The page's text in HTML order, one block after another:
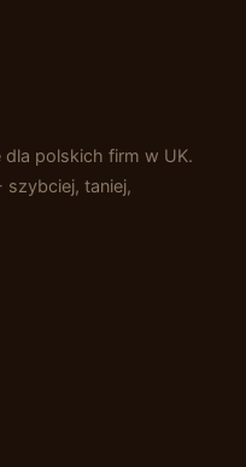
polskich firm w UK.
taniej,